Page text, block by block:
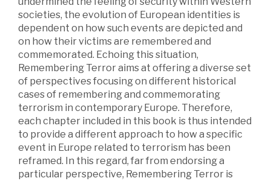
societies, the evolution of European identities is
dependent on how such events are depicted and
on how their victims are remembered and
commemorated. Echoing this situation,
Remembering Terror aims at offering a diverse set
of perspectives focusing on different historical
cases of remembering and commemorating
terrorism in contemporary Europe. Therefore,
each chapter included in this book is thus intended
to provide a different approach to how a specific
event in Europe related to terrorism has been
reframed. In this regard, far from endorsing a
particular perspective, Remembering Terror is